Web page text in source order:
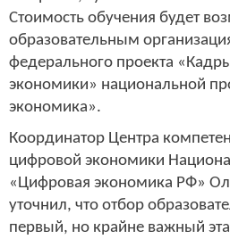
Стоимость обучения будет
образовательным
федерального проекта
экономики» национальной
экономика».
Координатор Центра
цифровой экономики
«Цифровая экономика РФ»
уточнил, что отбор
первый, но крайне важный